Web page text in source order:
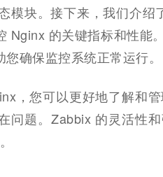
模块。接下来，我们介绍
Nginx 的关键指标和性能
确保监控系统正常运行。
，您可以更好地了解和
问题。Zabbix 的灵活性